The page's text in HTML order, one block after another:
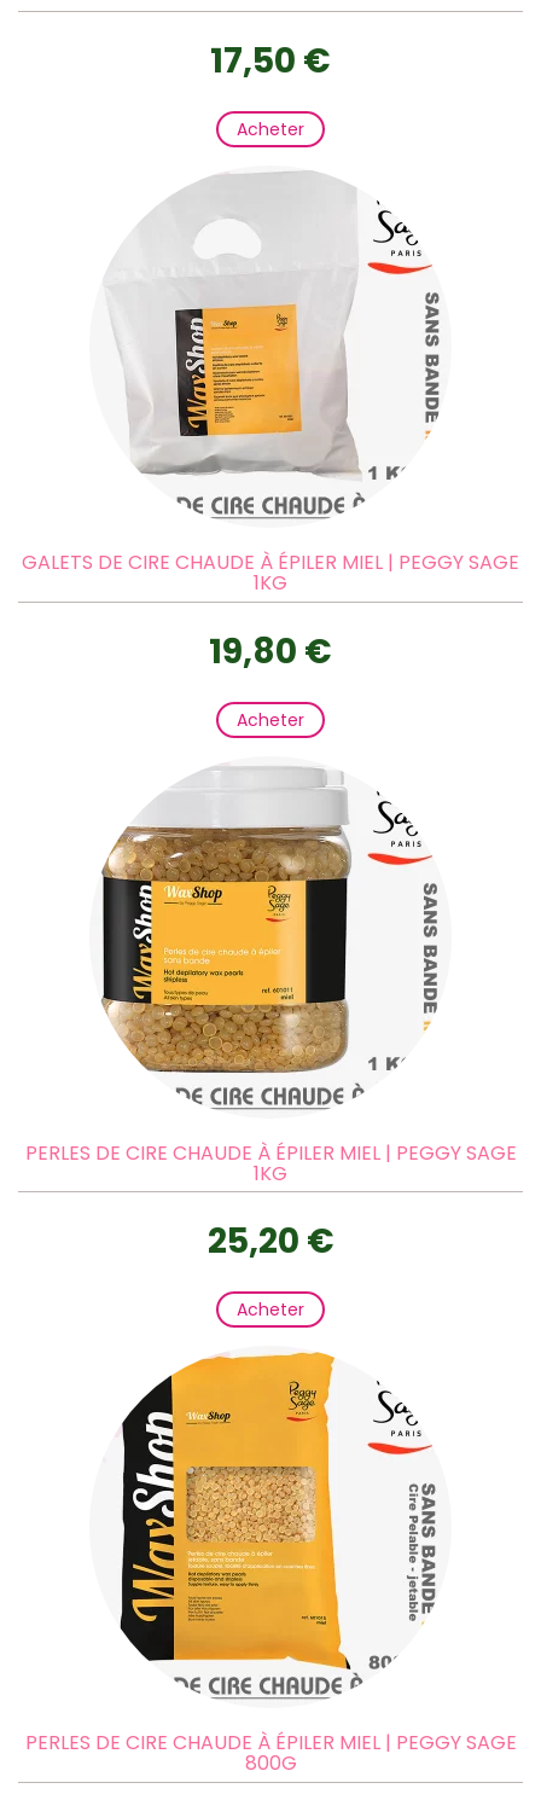
17,50 €
Acheter
GALETS DE CIRE CHAUDE À ÉPILER MIEL | PEGGY SAGE
1KG
19,80 €
Acheter
PERLES DE CIRE CHAUDE À ÉPILER MIEL | PEGGY SAGE
1KG
25,20 €
Acheter
PERLES DE CIRE CHAUDE À ÉPILER MIEL | PEGGY SAGE
800G